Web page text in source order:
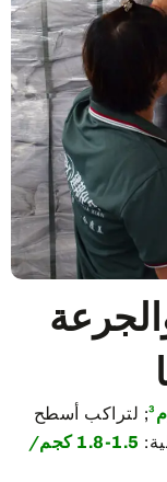
; لتراكب أسطح
1.5-1.8 كجم/